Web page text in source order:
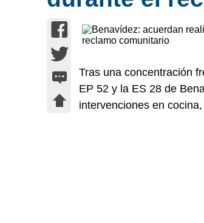
Tras una concentración
EP 52 y la ES 28 de
intervenciones en